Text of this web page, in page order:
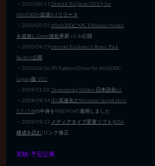
・2010/06/11 DirectX 9.0(June/2010) for
Win2000+拡張Kitリリース
・2010/05/25 Win2000にXACT/XAudio/XInput
を追加しGame強化更新 v1.4a公開
・2010/04/19 Internet Explorer 6 Bonus Pack
Build 6公開
・2010/03/16 ATI Radeon Driver for Win2000
Legacy版 10.2
・2009/11/02 Dependency Walker 日本語化v2
・2009/09/14 IE6高速化とWindows Script Host
5.7 / 5.8の中身をMS09-045適用しました
・2009/09/13 メディアタイプ変更ソフト(EISA
構成を読む) リンク修正
実験/予定記事